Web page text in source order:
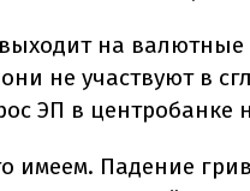
на валютные
не участвуют в
ЭП в центробанке
Падение